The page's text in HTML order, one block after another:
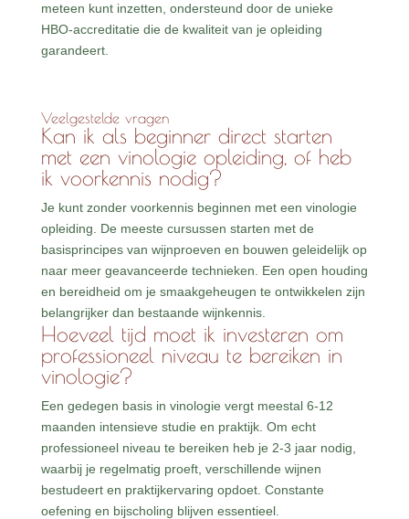
meteen kunt inzetten, ondersteund door de unieke
HBO-accreditatie die de kwaliteit van je opleiding
garandeert.
Veelgestelde vragen
Kan ik als beginner direct starten
met een vinologie opleiding, of heb
ik voorkennis nodig?
Je kunt zonder voorkennis beginnen met een vinologie
opleiding. De meeste cursussen starten met de
basisprincipes van wijnproeven en bouwen geleidelijk op
naar meer geavanceerde technieken. Een open houding
en bereidheid om je smaakgeheugen te ontwikkelen zijn
belangrijker dan bestaande wijnkennis.
Hoeveel tijd moet ik investeren om
professioneel niveau te bereiken in
vinologie?
Een gedegen basis in vinologie vergt meestal 6-12
maanden intensieve studie en praktijk. Om echt
professioneel niveau te bereiken heb je 2-3 jaar nodig,
waarbij je regelmatig proeft, verschillende wijnen
bestudeert en praktijkervaring opdoet. Constante
oefening en bijscholing blijven essentieel.